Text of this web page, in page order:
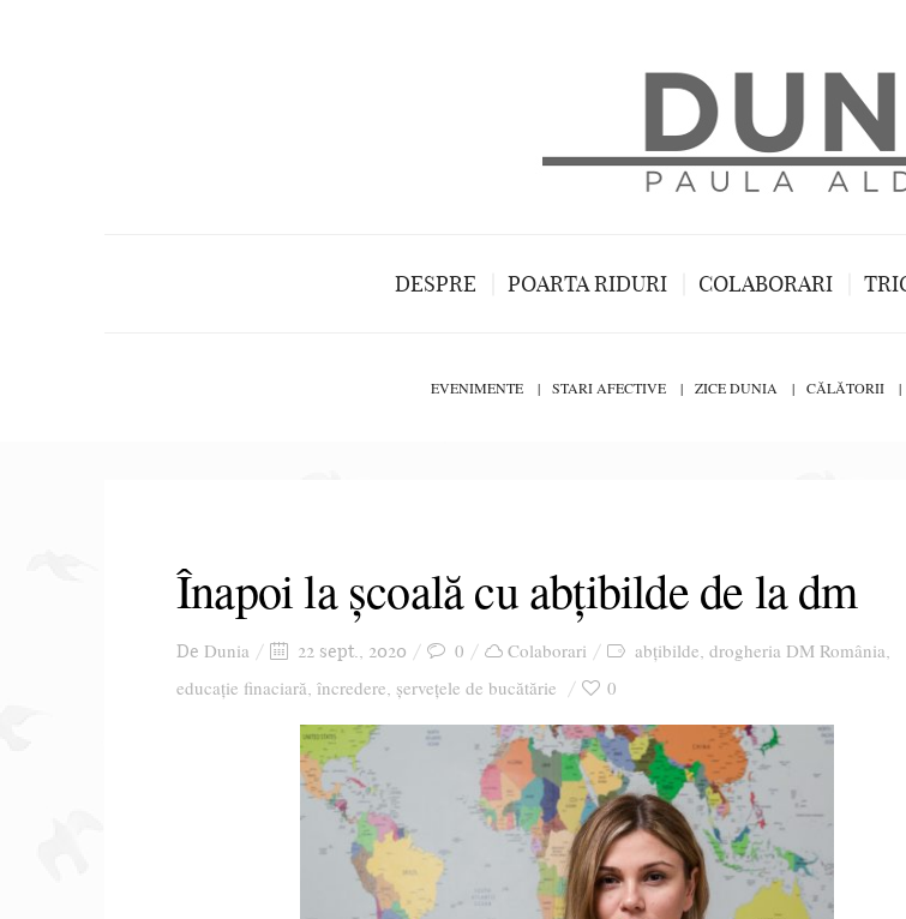
DESPRE POARTA RIDURI COLABORARI
EVENIMENTE STARI AFECTIVE ZICE DUNIA CĂLĂTORII
Înapoi la școală cu abțibilde de la dm
De Dunia 22 sept., 2020 0 Colaborari abțibilde, drogheria DM România,
educație finaciară, încredere, șervețele de bucătărie 0